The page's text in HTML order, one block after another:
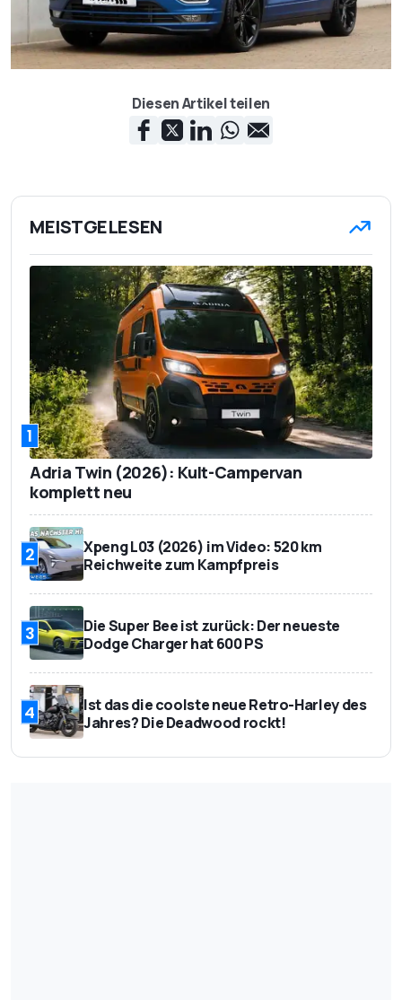
Diesen Artikel teilen
MEISTGELESEN
1
Adria Twin (2026): Kult-Campervan
komplett neu
2
Xpeng L03 (2026) im Video: 520 km
Reichweite zum Kampfpreis
3
Die Super Bee ist zurück: Der neueste
Dodge Charger hat 600 PS
4
Ist das die coolste neue Retro-Harley des
Jahres? Die Deadwood rockt!